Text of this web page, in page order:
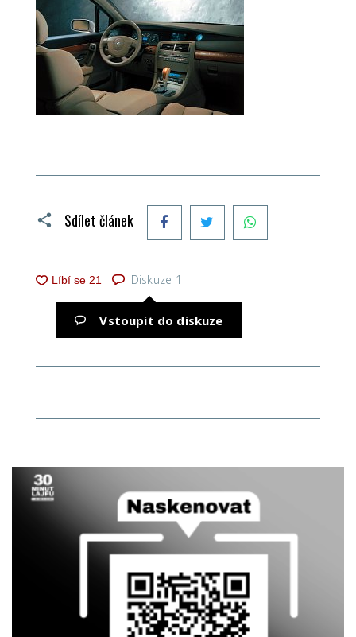
Sdílet článek FacebookTwitter
Diskuze 1
Vstoupit do diskuze